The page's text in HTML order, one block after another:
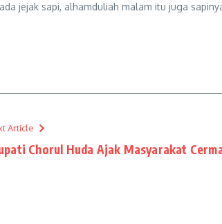
jejak sapi, alhamduliah malam itu juga
Article
Chorul Huda Ajak Masyarakat